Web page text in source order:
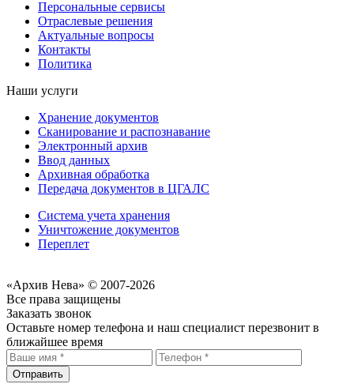
Персональные сервисы
Отраслевые решения
Актуальные вопросы
Контакты
Политика
Наши услуги
Хранение документов
Сканирование и распознавание
Электронный архив
Ввод данных
Архивная обработка
Передача документов в ЦГАЛС
Система учета хранения
Уничтожение документов
Переплет
«Архив Нева» © 2007-2026
Все права защищены
Заказать звонок
Оставьте номер телефона и наш специалист перезвонит в
ближайшее время
Отправить